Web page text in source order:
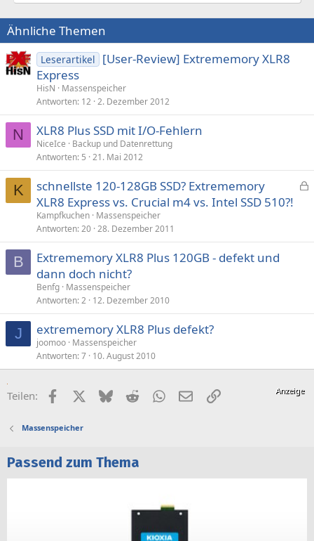
Ähnliche Themen
Leserartikel
[User-Review] Extrememory XLR8
Express
HisN
Massenspeicher
Antworten 12 2. Dezember 2012
N XLR8 Plus SSD mit I/O-Fehlern
NiceIce
Backup und Datenrettung
Antworten 5 21. Mai 2012
K
e
schnellste 120-128GB SSD? Extrememory
XLR8 Express vs. Crucial m4 vs. Intel SSD 510?!
Kampfkuchen Massenspeicher
Antworten 20 28. Dezember 2011
B
Extrememory XLR8 Plus 120GB - defekt und
dann doch nicht?
Benfg Massenspeicher
Antworten 2 12. Dezember 2010
J extrememory XLR8 Plus defekt?
joomoo Massenspeicher
Antworten 7 10. August 2010
Teilen: FacebookX (Twitter)
BlueskyRedditWhatsApp
E-MailLink
Massenspeicher
Passend zum Thema